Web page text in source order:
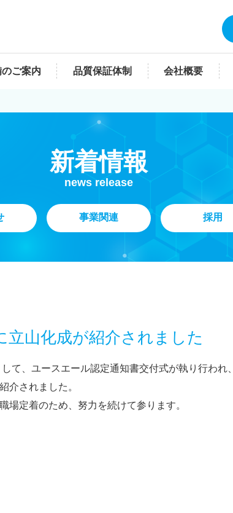
ご案内 品質保証体制 会社概要
新着情報
news release
事業関連 採用
立山化成が紹介されました
て、ユースエール認定通知書交付式が執り行われ、
介されました。
場定着のため、努力を続けて参ります。